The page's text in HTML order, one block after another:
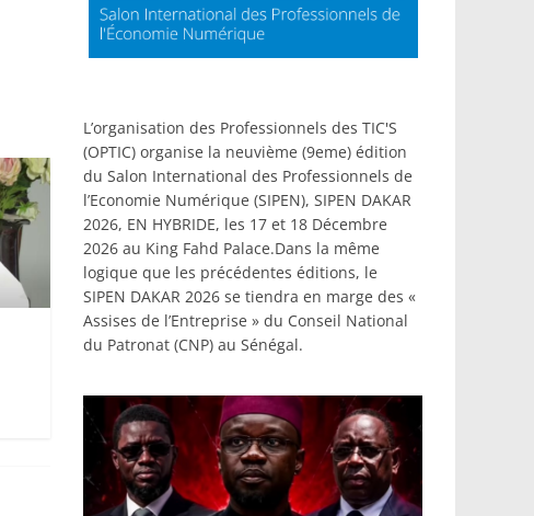
L’organisation des Professionnels des TIC'S
(OPTIC) organise la neuvième (9eme) édition
du Salon International des Professionnels de
l’Economie Numérique (SIPEN), SIPEN DAKAR
2026, EN HYBRIDE, les 17 et 18 Décembre
2026 au King Fahd Palace.Dans la même
logique que les précédentes éditions, le
SIPEN DAKAR 2026 se tiendra en marge des «
Assises de l’Entreprise » du Conseil National
du Patronat (CNP) au Sénégal.